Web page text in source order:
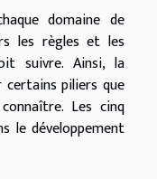
domaine de
les règles et les
suivre. Ainsi, la
piliers que
Les cinq
le développement